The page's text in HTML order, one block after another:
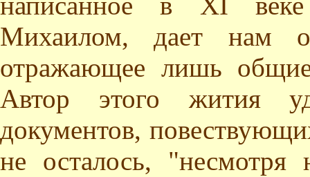
Михаилом, дает нам
отражающее лишь
Автор этого жития
документов,
не осталось, "несмотря